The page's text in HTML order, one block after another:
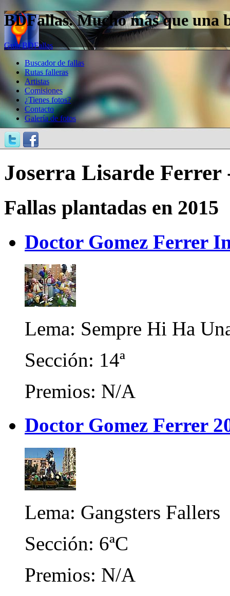
BDFallas. Mucho más que una
Guía BDFallas
Buscador de fallas
Rutas falleras
Artistas
Comisiones
¿Tienes fotos?
Contacto
Galería de fotos
Joserra Lisarde Ferrer
Fallas plantadas en 2015
Doctor Gomez Ferrer
Lema: Sempre Hi Ha
Sección: 14ª
Premios: N/A
Doctor Gomez Ferrer
Lema: Gangsters Fallers
Sección: 6ªC
Premios: N/A